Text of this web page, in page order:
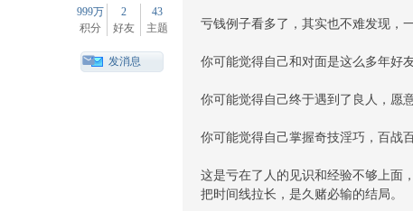
999万
积分
2
好友
43
主题
发消息
亏钱例子看多了，其实也不难发现，
你可能觉得自己和对面是这么多年好
你可能觉得自己终于遇到了良人，愿
你可能觉得自己掌握奇技淫巧，百战
这是亏在了人的见识和经验不够上面
把时间线拉长，是久赌必输的结局。